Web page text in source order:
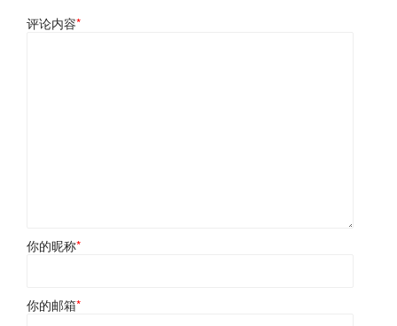
评论内容*
你的昵称*
你的邮箱*